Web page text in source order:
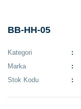
BB-HH-05
Kategori
Marka
Stok Kodu